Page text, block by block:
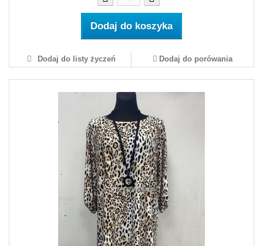
Dodaj do koszyka
Dodaj do listy życzeń Dodaj do porówania